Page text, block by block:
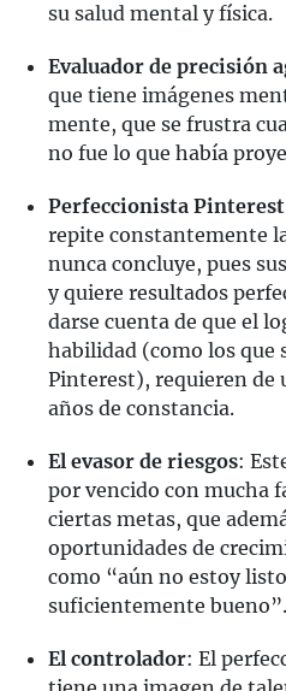
su salud mental y física.
Evaluador de precisión
que tiene imágenes
mente, que se frustra
no fue lo que había
Perfeccionista Pinterest
repite constantemente
nunca concluye, pues
y quiere resultados
darse cuenta de que el
habilidad (como los que
Pinterest), requieren de
años de constancia.
El evasor de riesgos:
por vencido con mucha
ciertas metas, que
oportunidades de
como “aún no estoy
suficientemente bueno”.
El controlador: El